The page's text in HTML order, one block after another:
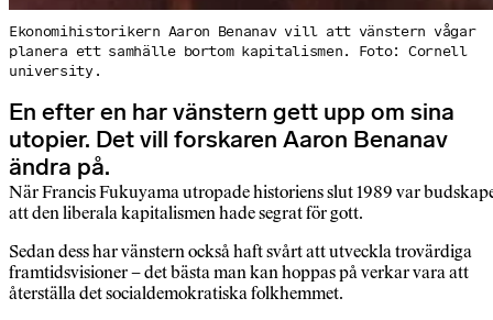
Ekonomihistorikern Aaron Benanav vill att vänstern vågar
planera ett samhälle bortom kapitalismen. Foto: Cornell
university.
En efter en har vänstern gett upp om sina
utopier. Det vill forskaren Aaron Benanav
ändra på.
När Francis Fukuyama utropade historiens slut 1989 var
att den liberala kapitalismen hade segrat för gott.
Sedan dess har vänstern också haft svårt att utveckla trovärdiga
framtidsvisioner – det bästa man kan hoppas på verkar vara att
återställa det socialdemokratiska folkhemmet.